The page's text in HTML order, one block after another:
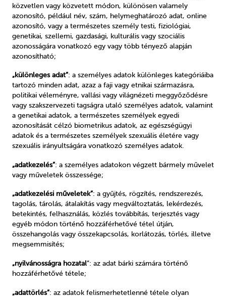
közvetlen vagy közvetett módon, különösen valamely
azonosító, például név, szám, helymeghatározó adat, online
azonosító, vagy a természetes személy testi, fiziológiai,
genetikai, szellemi, gazdasági, kulturális vagy szociális
azonosságára vonatkozó egy vagy több tényező alapján
azonosítható;
„különleges adat”: a személyes adatok különleges kategóriáiba
tartozó minden adat, azaz a faji vagy etnikai származásra,
politikai véleményre, vallási vagy világnézeti meggyőződésre
vagy szakszervezeti tagságra utaló személyes adatok, valamint
a genetikai adatok, a természetes személyek egyedi
azonosítását célzó biometrikus adatok, az egészségügyi
adatok és a természetes személyek szexuális életére vagy
szexuális irányultságára vonatkozó személyes adatok.
„adatkezelés”: a személyes adatokon végzett bármely művelet
vagy műveletek összessége;
„adatkezelési műveletek”: a gyűjtés, rögzítés, rendszerezés,
tagolás, tárolás, átalakítás vagy megváltoztatás, lekérdezés,
betekintés, felhasználás, közlés továbbítás, terjesztés vagy
egyéb módon történő hozzáférhetővé tétel útján,
összehangolás vagy összekapcsolás, korlátozás, törlés, illetve
megsemmisítés;
„nyilvánosságra hozatal”: az adat bárki számára történő
hozzáférhetővé tétele;
„adattörlés”: az adatok felismerhetetlenné tétele olyan